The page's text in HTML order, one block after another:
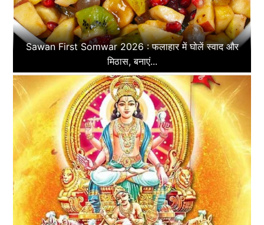
Sawan First Somwar 2026 : फलाहार में घोलें स्वाद और
मिठास, बनाएं...